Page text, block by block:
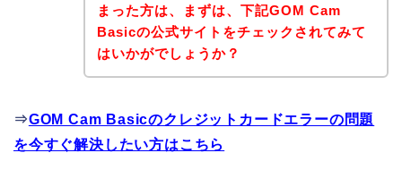
まった方は、まずは、下記GOM Cam
Basicの公式サイトをチェックされてみて
はいかがでしょうか？
⇒GOM Cam Basicのクレジットカードエラーの問題
を今すぐ解決したい方はこちら